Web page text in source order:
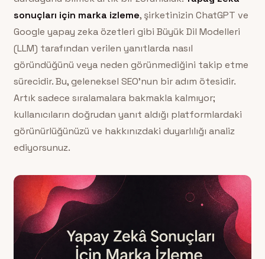
sonuçları için marka izleme, şirketinizin ChatGPT ve
Google yapay zeka özetleri gibi Büyük Dil Modelleri
(LLM) tarafından verilen yanıtlarda nasıl
göründüğünü veya neden görünmediğini takip etme
sürecidir. Bu, geleneksel SEO’nun bir adım ötesidir.
Artık sadece sıralamalara bakmakla kalmıyor;
kullanıcıların doğrudan yanıt aldığı platformlardaki
görünürlüğünüzü ve hakkınızdaki duyarlılığı analiz
ediyorsunuz.